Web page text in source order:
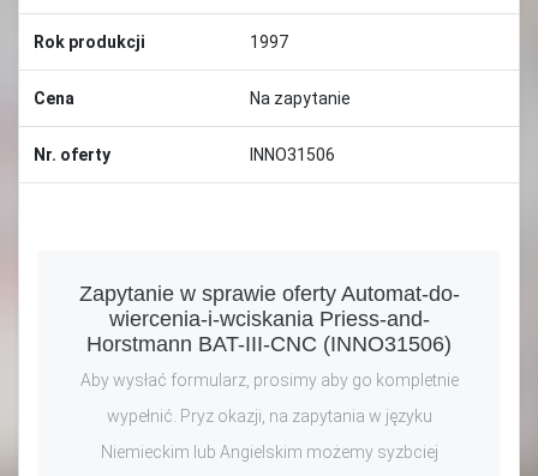
Rok produkcji 1997
Cena Na zapytanie
Nr. oferty INNO31506
Zapytanie w sprawie oferty Automat-do-
wiercenia-i-wciskania Priess-and-
Horstmann BAT-III-CNC (INNO31506)
Aby wysłać formularz, prosimy aby go kompletnie
wypełnić. Pryz okazji, na zapytania w języku
Niemieckim lub Angielskim możemy syzbciej